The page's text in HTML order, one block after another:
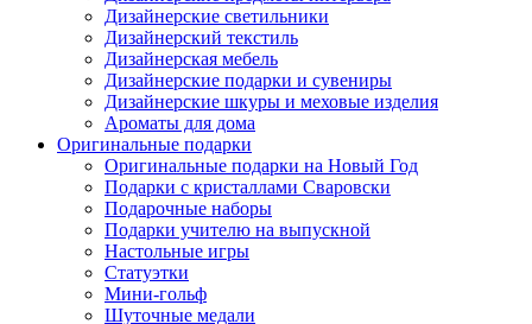
Дизайнерские светильники
Дизайнерский текстиль
Дизайнерская мебель
Дизайнерские подарки и сувениры
Дизайнерские шкуры и меховые изделия
Ароматы для дома
Оригинальные подарки
Оригинальные подарки на Новый Год
Подарки с кристаллами Сваровски
Подарочные наборы
Подарки учителю на выпускной
Настольные игры
Статуэтки
Мини-гольф
Шуточные медали